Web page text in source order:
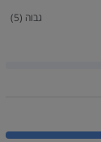
גבוה (5)